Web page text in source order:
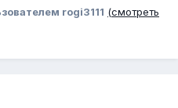
rogi3111 (смотреть